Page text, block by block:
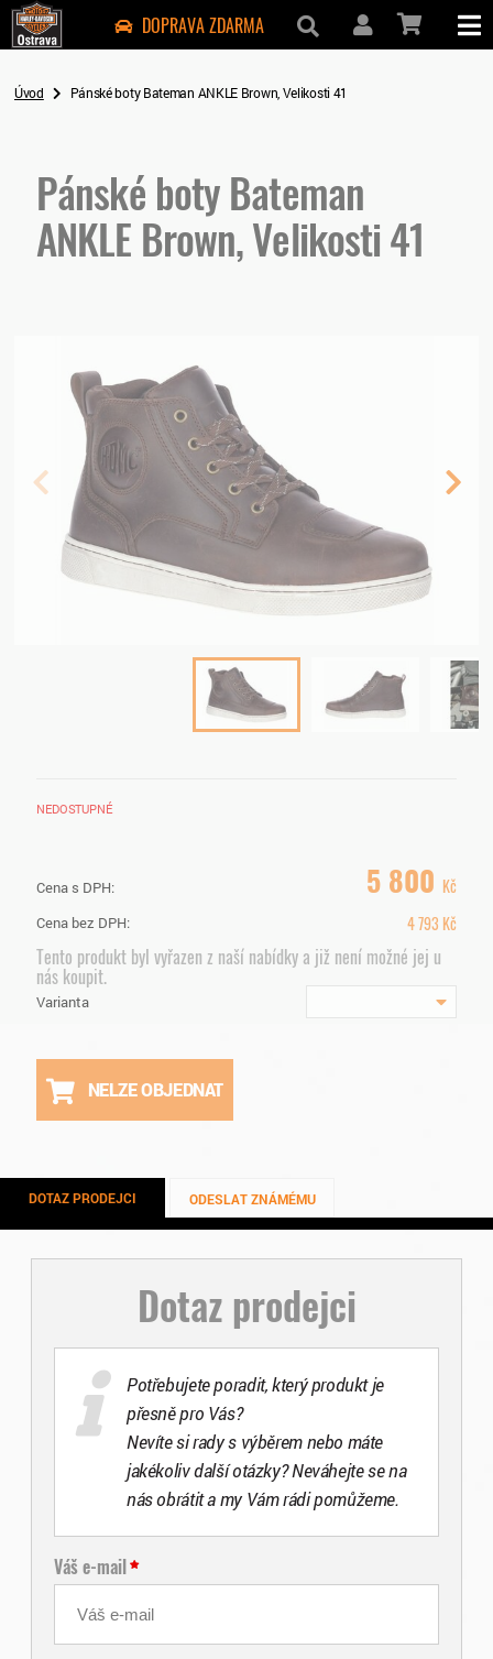
DOPRAVA ZDARMA
Úvod Pánské boty Bateman ANKLE Brown, Velikosti 41
Pánské boty Bateman
ANKLE Brown, Velikosti 41
NEDOSTUPNÉ
Cena s DPH: 5 800 Kč
Cena bez DPH: 4 793 Kč
Tento produkt byl vyřazen z naší nabídky a již není možné jej u
nás koupit.
Varianta
NELZE OBJEDNAT
DOTAZ PRODEJCI ODESLAT ZNÁMÉMU
Dotaz prodejci
Potřebujete poradit, který produkt je
přesně pro Vás?
Nevíte si rady s výběrem nebo máte
jakékoliv další otázky? Neváhejte se na
nás obrátit a my Vám rádi pomůžeme.
Váš e-mail